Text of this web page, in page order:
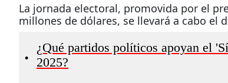
La jornada electoral, promovida por el
millones de dólares, se llevará a cabo el
•
¿Qué partidos políticos apoyan el
2025?